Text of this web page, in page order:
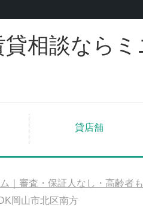
相談なら
貸店舗
｜審査・保証人なし・高齢者
岡山市北区南方